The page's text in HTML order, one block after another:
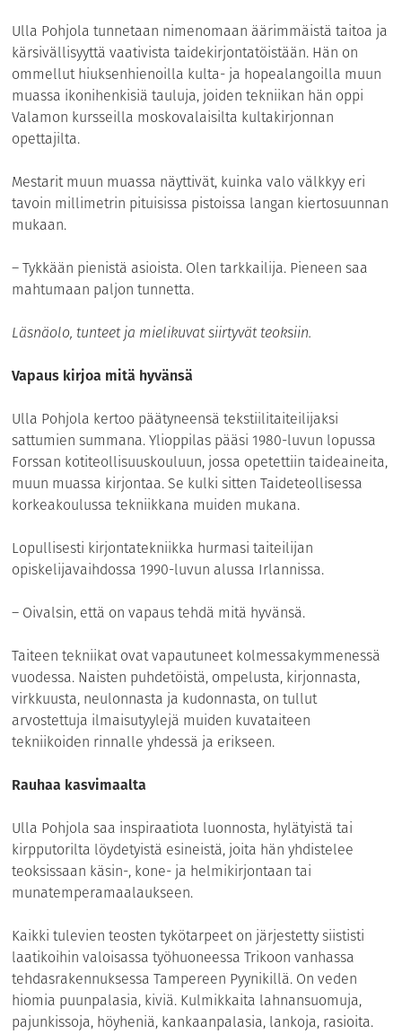
Ulla Pohjola tunnetaan nimenomaan äärimmäistä taitoa ja
kärsivällisyyttä vaativista taidekirjontatöistään. Hän on
ommellut hiuksenhienoilla kulta- ja hopealangoilla muun
muassa ikonihenkisiä tauluja, joiden tekniikan hän oppi
Valamon kursseilla moskovalaisilta kultakirjonnan
opettajilta.
Mestarit muun muassa näyttivät, kuinka valo välkkyy eri
tavoin millimetrin pituisissa pistoissa langan kiertosuunnan
mukaan.
– Tykkään pienistä asioista. Olen tarkkailija. Pieneen saa
mahtumaan paljon tunnetta.
Läsnäolo, tunteet ja mielikuvat siirtyvät teoksiin.
Vapaus kirjoa mitä hyvänsä
Ulla Pohjola kertoo päätyneensä tekstiilitaiteilijaksi
sattumien summana. Ylioppilas pääsi 1980-luvun lopussa
Forssan kotiteollisuuskouluun, jossa opetettiin taideaineita,
muun muassa kirjontaa. Se kulki sitten Taideteollisessa
korkeakoulussa tekniikkana muiden mukana.
Lopullisesti kirjontatekniikka hurmasi taiteilijan
opiskelijavaihdossa 1990-luvun alussa Irlannissa.
– Oivalsin, että on vapaus tehdä mitä hyvänsä.
Taiteen tekniikat ovat vapautuneet kolmessakymmenessä
vuodessa. Naisten puhdetöistä, ompelusta, kirjonnasta,
virkkuusta, neulonnasta ja kudonnasta, on tullut
arvostettuja ilmaisutyylejä muiden kuvataiteen
tekniikoiden rinnalle yhdessä ja erikseen.
Rauhaa kasvimaalta
Ulla Pohjola saa inspiraatiota luonnosta, hylätyistä tai
kirpputorilta löydetyistä esineistä, joita hän yhdistelee
teoksissaan käsin-, kone- ja helmikirjontaan tai
munatemperamaalaukseen.
Kaikki tulevien teosten tykötarpeet on järjestetty siististi
laatikoihin valoisassa työhuoneessa Trikoon vanhassa
tehdasrakennuksessa Tampereen Pyynikillä. On veden
hiomia puunpalasia, kiviä. Kulmikkaita lahnansuomuja,
pajunkissoja, höyheniä, kankaanpalasia, lankoja, rasioita.